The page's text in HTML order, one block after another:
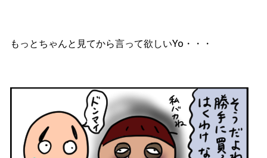
もっとちゃんと見てから言って欲しいYo・・・